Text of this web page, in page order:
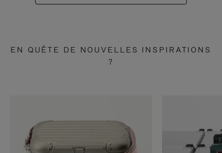
EN QUÊTE DE NOUVELLES INSPIRATIONS
?